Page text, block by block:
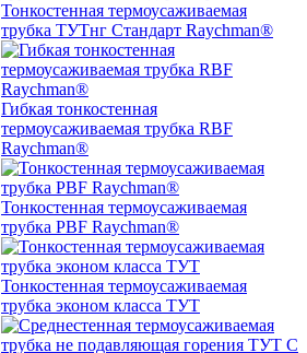
Тонкостенная термоусаживаемая
трубка ТУТнг Стандарт Raychman®
Гибкая тонкостенная
термоусаживаемая трубка RBF
Raychman®
Тонкостенная термоусаживаемая
трубка PBF Raychman®
Тонкостенная термоусаживаемая
трубка эконом класса ТУТ